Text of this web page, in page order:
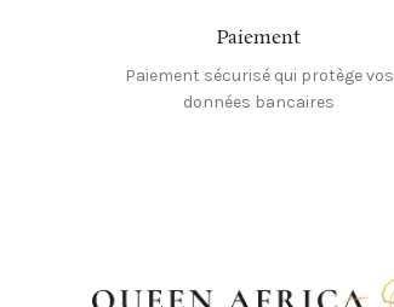
Paiement
Paiement sécurisé qui protège vos
données bancaires